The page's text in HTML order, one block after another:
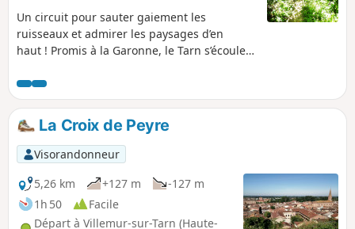
Un circuit pour sauter gaiement les
ruisseaux et admirer les paysages d’en
haut ! Promis à la Garonne, le Tarn s’écoule
Cette longue balade propose de découvrir
ses berges, les coteaux offrant des points de
vue exceptionnels et les vallons ombragés
aux ruisseaux discrets. Suite aux
intempéries, le tracé le long du ruisseau a
été fortement endommagé après le (6)
(après la traversée de la D29). Il reste
toutefois accessible en étant vigilant.
La Croix de Peyre
Visorandonneur
5,26 km
+127 m
-127 m
1h 50
Facile
Départ à Villemur-sur-Tarn (Haute-